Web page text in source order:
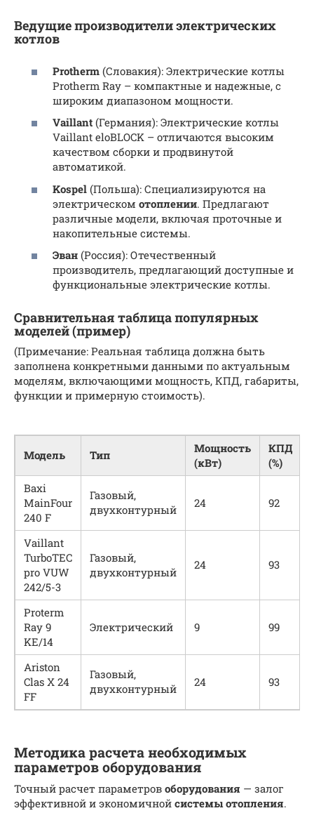
Ведущие производители электрических
котлов
Protherm (Словакия): Электрические котлы
Protherm Ray – компактные и надежные, с
широким диапазоном мощности.
Vaillant (Германия): Электрические котлы
Vaillant eloBLOCK – отличаются высоким
качеством сборки и продвинутой
автоматикой.
Kospel (Польша): Специализируются на
электрическом отоплении. Предлагают
различные модели, включая проточные и
накопительные системы.
Эван (Россия): Отечественный
производитель, предлагающий доступные и
функциональные электрические котлы.
Сравнительная таблица популярных
моделей (пример)
(Примечание: Реальная таблица должна быть
заполнена конкретными данными по актуальным
моделям, включающими мощность, КПД, габариты,
функции и примерную стоимость).
Модель Тип
Мощность
(кВт)
КПД
(%)
Baxi
MainFour
240 F
Газовый,
двухконтурный
24 92
Vaillant
TurboTEC
pro VUW
242/5-3
Газовый,
двухконтурный
24 93
Proterm
Ray 9
KE/14
Электрический 9 99
Ariston
Clas X 24
FF
Газовый,
двухконтурный
24 93
Методика расчета необходимых
параметров оборудования
Точный расчет параметров оборудования — залог
эффективной и экономичной системы отопления.